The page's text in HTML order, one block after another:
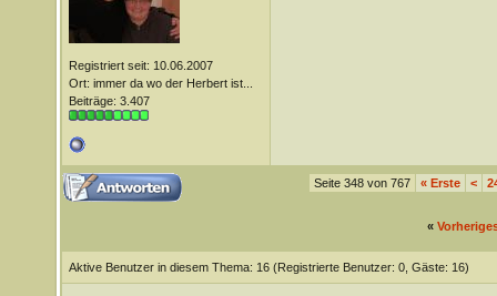
Registriert seit: 10.06.2007
Ort: immer da wo der Herbert ist...
Beiträge: 3.407
Seite 348 von 767 «Erste <
«
Aktive Benutzer in diesem Thema: 16 (Registrierte Benutzer: 0, Gäste: 16)